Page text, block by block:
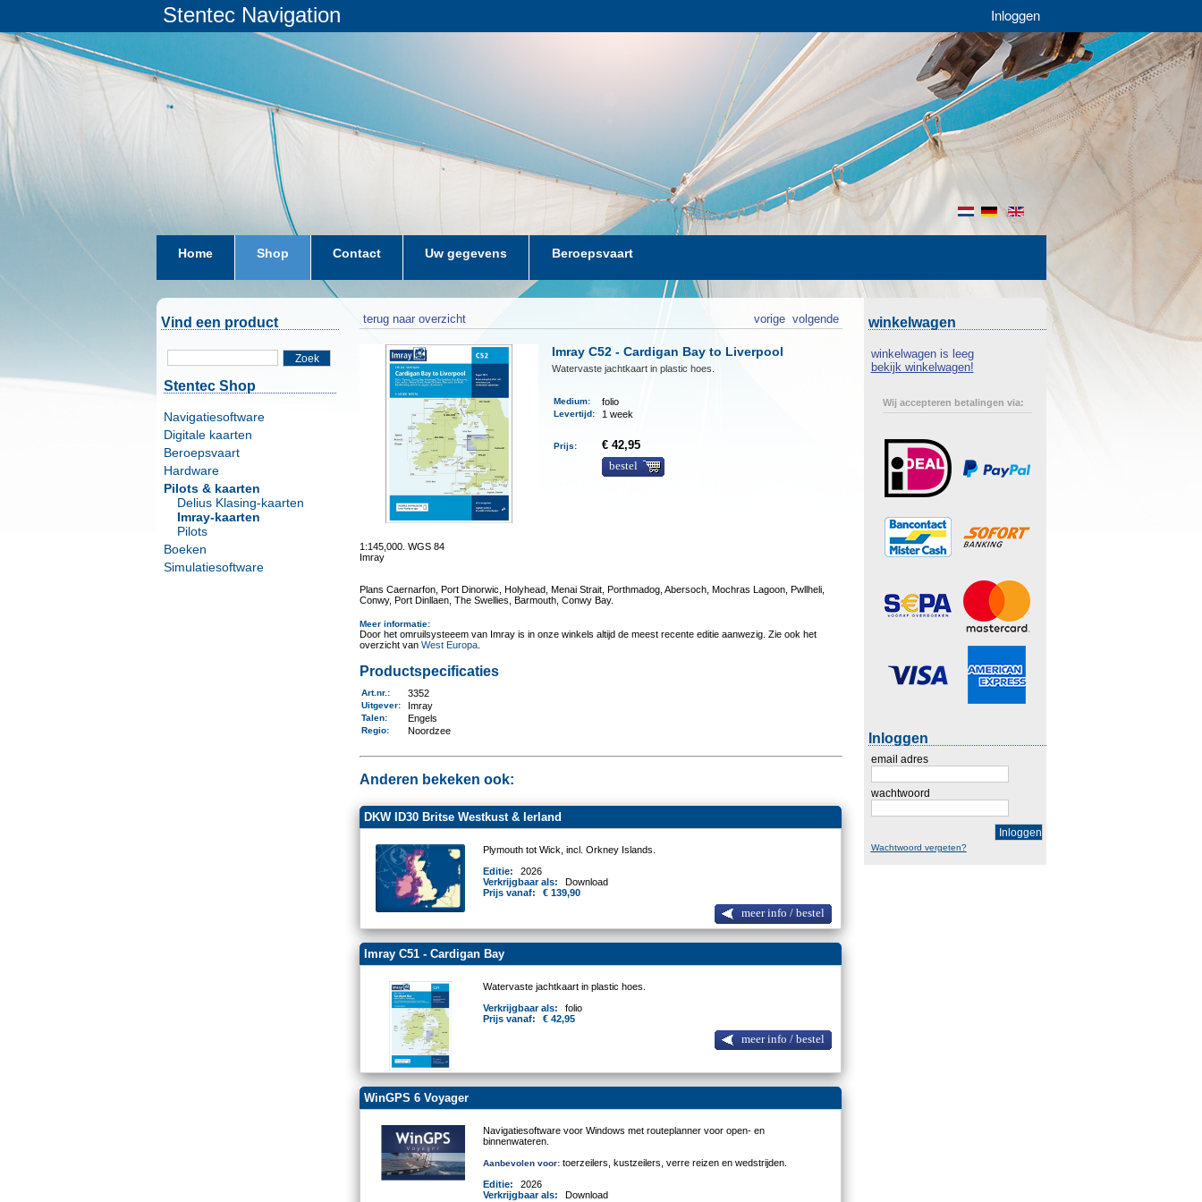
Stentec Navigation Inloggen
en
de
nl
Home Shop Contact Uw gegevens Beroepsvaart
Vind een product
Zoek
Stentec Shop
Navigatiesoftware
Digitale kaarten
Beroepsvaart
Hardware
Pilots & kaarten
Delius Klasing-kaarten
Imray-kaarten
Pilots
Boeken
Simulatiesoftware
terug naar overzicht volgende
vorige
Imray C52 - Cardigan Bay to Liverpool
Watervaste jachtkaart in plastic hoes.
Medium: folio
Levertijd: 1 week
Prijs:
€ 42,95
bestel
1:145,000. WGS 84
Imray
Plans Caernarfon, Port Dinorwic, Holyhead, Menai Strait, Porthmadog, Abersoch, Mochras Lagoon, Pwllheli,
Conwy, Port Dinllaen, The Swellies, Barmouth, Conwy Bay.
Meer informatie:
Door het omruilsysteeem van Imray is in onze winkels altijd de meest recente editie aanwezig. Zie ook het
overzicht vanWest Europa
Productspecificaties
Art.nr. : 3352
Uitgever: Imray
Talen: Engels
Regio: Noordzee
Anderen bekeken ook:
DKW ID30 Britse Westkust & Ierland
Plymouth tot Wick, incl. Orkney Islands.
Editie:
2026
Verkrijgbaar als:
Download
Prijs vanaf:
€ 139,90
meer info / bestel
Imray C51 - Cardigan Bay
Watervaste jachtkaart in plastic hoes.
Verkrijgbaar als:
folio
Prijs vanaf:
€ 42,95
meer info / bestel
WinGPS 6 Voyager
Navigatiesoftware voor Windows met routeplanner voor open- en
binnenwateren.
Aanbevolen voor: toerzeilers, kustzeilers, verre reizen en wedstrijden.
Editie:
2026
Verkrijgbaar als:
Download
winkelwagen
winkelwagen is leeg
bekijk winkelwagen!
Wij accepteren betalingen via:
Inloggen
email adres
wachtwoord
Inloggen
Wachtwoord vergeten?